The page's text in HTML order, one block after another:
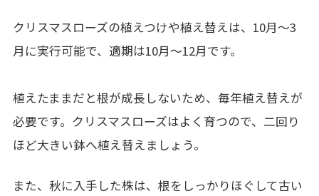
クリスマスローズの植えつけや植え替えは、10月～3
月に実行可能で、適期は10月～12月です。
植えたままだと根が成長しないため、毎年植え替えが
必要です。クリスマスローズはよく育つので、二回り
ほど大きい鉢へ植え替えましょう。
また、秋に入手した株は、根をしっかりほぐして古い